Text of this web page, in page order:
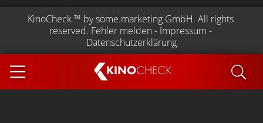
KINOCHECK
KinoCheck ™ by some.marketing GmbH. All rights
reserved. Fehler melden - Impressum -
Datenschutzerklärung